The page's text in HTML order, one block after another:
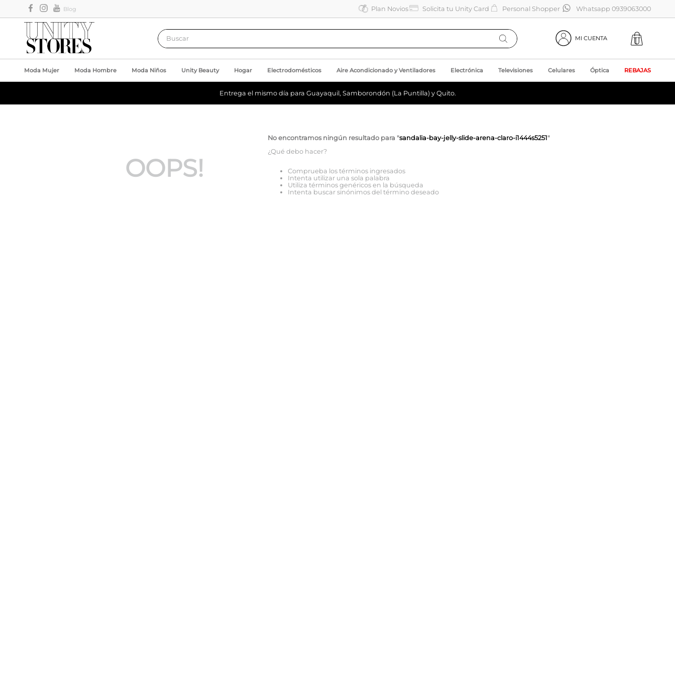
Blog Plan Novios Solicita tu Unity Card Personal Shopper Whatsapp 0939063000
Buscar
MI CUENTA
Moda Mujer Moda Hombre Moda Niños Unity Beauty Hogar Electrodomésticos Aire Acondicionado y Ventiladores Electrónica Televisiones Celulares Óptica REBAJAS
Entrega el mismo día para Guayaquil, Samborondón (La Puntilla) y Quito.
OOPS!
No encontramos ningún resultado para "sandalia-bay-jelly-slide-arena-claro-i1444s5251"
¿Qué debo hacer?
Comprueba los términos ingresados
Intenta utilizar una sola palabra
Utiliza términos genéricos en la búsqueda
Intenta buscar sinónimos del término deseado